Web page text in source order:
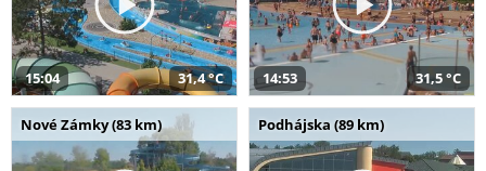
15:04 31,4 °C 14:53 31,5 °C
Nové Zámky (83 km) Podhájska (89 km)